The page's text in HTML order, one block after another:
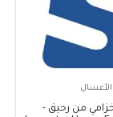
الأعسال
من رحيق –